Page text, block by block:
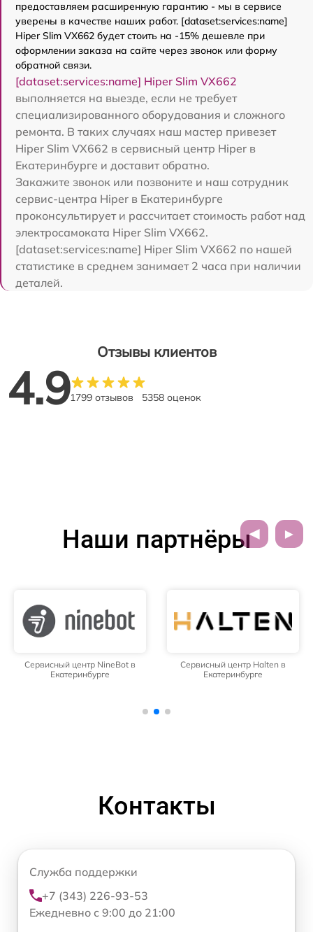
предоставляем расширенную гарантию - мы в сервисе
уверены в качестве наших работ. [dataset:services:name]
Hiper Slim VX662 будет стоить на -15% дешевле при
оформлении заказа на сайте через звонок или форму
обратной связи.
[dataset:services:name] Hiper Slim VX662
выполняется на выезде, если не требует
специализированного оборудования и сложного
ремонта. В таких случаях наш мастер привезет
Hiper Slim VX662 в сервисный центр Hiper в
Екатеринбурге и доставит обратно.
Закажите звонок или позвоните и наш сотрудник
сервис-центра Hiper в Екатеринбурге
проконсультирует и рассчитает стоимость работ над
электросамоката Hiper Slim VX662.
[dataset:services:name] Hiper Slim VX662 по нашей
статистике в среднем занимает 2 часа при наличии
деталей.
Отзывы клиентов
4.91799 отзывов 5358 оценок
Наши партнёры
Сервисный центр NineBot в
Екатеринбурге
Сервисный центр Halten в
Екатеринбурге
Контакты
Служба поддержки
+7 (343) 226-93-53
Ежедневно с 9:00 до 21:00